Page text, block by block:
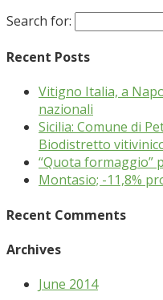
Search for:
Recent Posts
Vitigno Italia, a
nazionali
Sicilia: Comune di
Biodistretto
“Quota formaggio”
Montasio; -11,8%
Recent Comments
Archives
June 2014